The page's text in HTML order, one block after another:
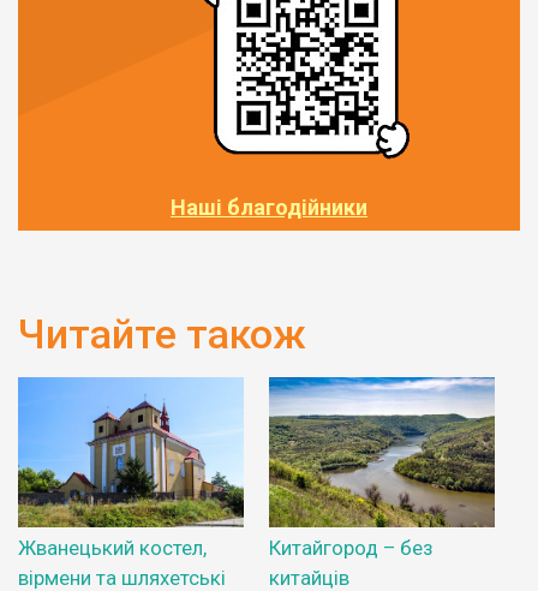
Наші благодійники
Читайте також
Жванецький костел,
вірмени та шляхетські
Китайгород – без
китайців